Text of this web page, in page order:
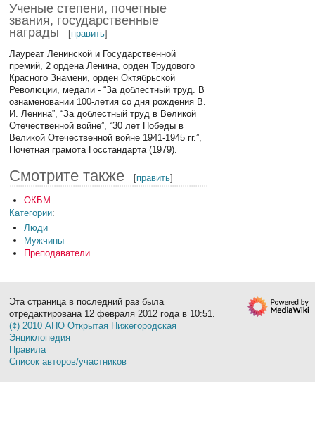
Ученые степени, почетные
звания, государственные
награды
[править]
Лауреат Ленинской и Государственной
премий, 2 ордена Ленина, орден Трудового
Красного Знамени, орден Октябрьской
Революции, медали - “За доблестный труд. В
ознаменовании 100-летия со дня рождения В.
И. Ленина”, “За доблестный труд в Великой
Отечественной войне”, “30 лет Победы в
Великой Отечественной войне 1941-1945 гг.”,
Почетная грамота Госстандарта (1979).
Смотрите также [править]
ОКБМ
Категории:
Люди
Мужчины
Преподаватели
Эта страница в последний раз была
отредактирована 12 февраля 2012 года в 10:51.
(¢) 2010 АНО Открытая Нижегородская
Энциклопедия
Правила
Список авторов/участников